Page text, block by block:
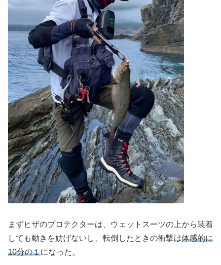
まずヒザのプロテクターは、ウェットスーツの上から装着
しても動きを妨げないし、転倒したときの衝撃は体感的に
10分の１になった。